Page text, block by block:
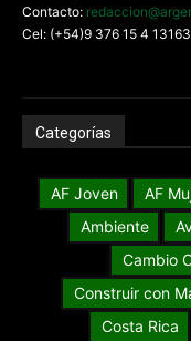
Contacto:
Cel: (+54)9 376 15 4
Categorías
AF Joven AF
Ambiente
Cambio
Construir con
Costa Rica